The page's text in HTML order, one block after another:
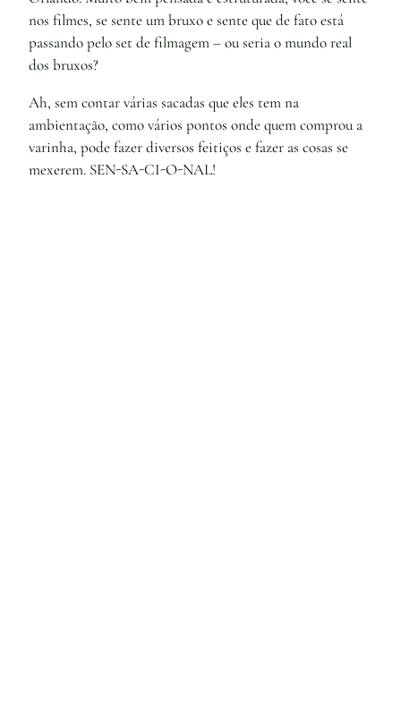
nos filmes, se sente um bruxo e sente que de fato está
passando pelo set de filmagem – ou seria o mundo real
dos bruxos?
Ah, sem contar várias sacadas que eles tem na
ambientação, como vários pontos onde quem comprou a
varinha, pode fazer diversos feitiços e fazer as cosas se
mexerem. SEN-SA-CI-O-NAL!